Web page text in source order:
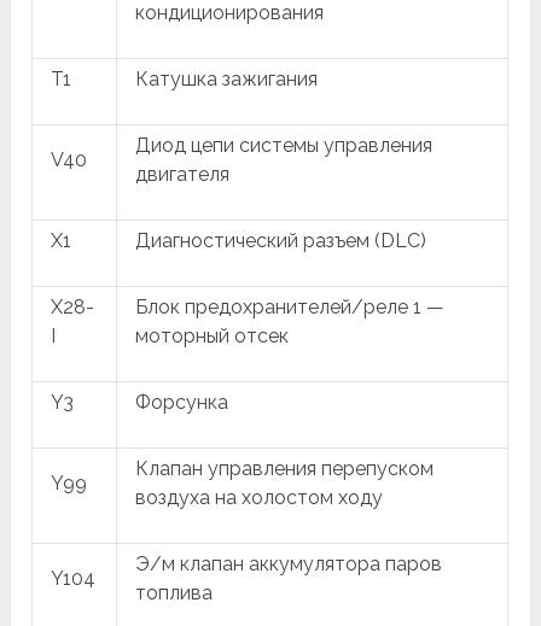
кондиционирования
T1 Катушка зажигания
V40
Диод цепи системы управления
двигателя
X1 Диагностический разъем (DLC)
X28-
Блок предохранителей/реле 1 —
моторный отсек
Y3 Форсунка
Y99
Клапан управления перепуском
воздуха на холостом ходу
Y104
Э/м клапан аккумулятора паров
топлива